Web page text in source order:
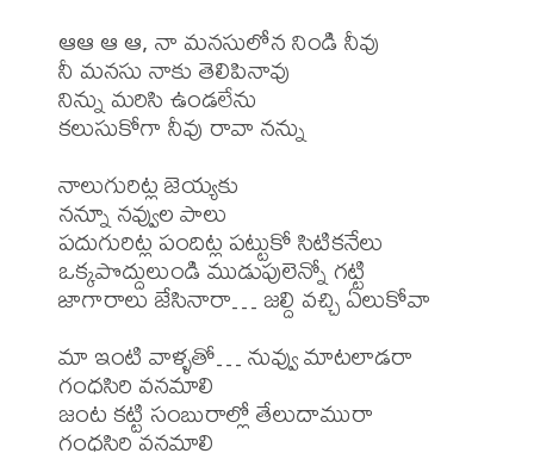
ఆఆ ఆ ఆ, నా మనసులోన నిండి నీవు
నీ మనసు నాకు తెలిపినావు
నిన్ను మరిసి ఉండలేను
కలుసుకోగా నీవు రావా నన్ను
నాలుగురిట్ల జెయ్యకు
నన్నూ నవ్వుల పాలు
పదుగురిట్ల పందిట్ల పట్టుకో సిటికనేలు
ఒక్కపొద్దులుండి ముడుపులెన్నో గట్టి
జాగారాలు జేసినారా… జల్ది వచ్చి ఏలుకోవా
మా ఇంటి వాళ్ళతో… నువ్వు మాటలాడరా
గంధసిరి వనమాలి
జంట కట్టి సంబురాల్లో తేలుదామురా
గంధసిరి వనమాలి